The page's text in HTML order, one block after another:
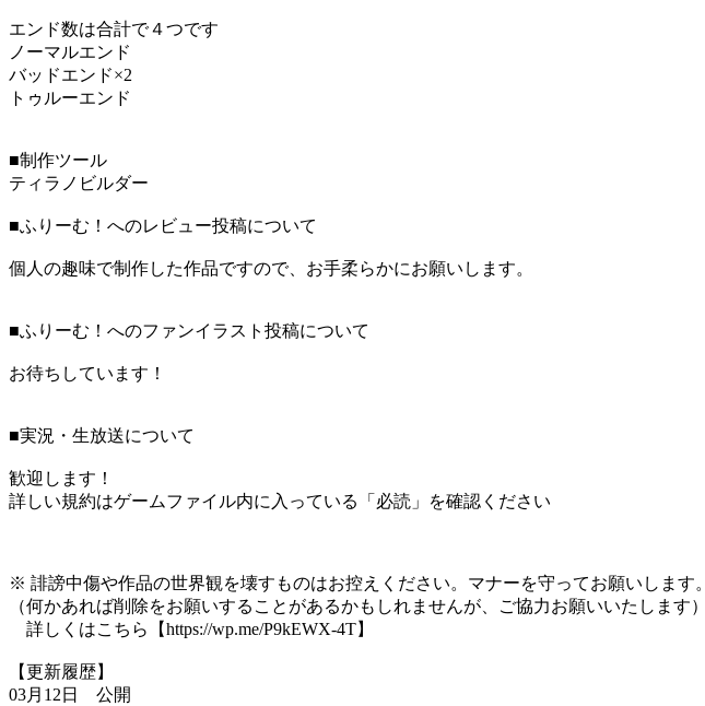
エンド数は合計で４つです
ノーマルエンド
バッドエンド×2
トゥルーエンド
■制作ツール
ティラノビルダー
■ふりーむ！へのレビュー投稿について
個人の趣味で制作した作品ですので、お手柔らかにお願いします。
■ふりーむ！へのファンイラスト投稿について
お待ちしています！
■実況・生放送について
歓迎します！
詳しい規約はゲームファイル内に入っている「必読」を確認ください
※ 誹謗中傷や作品の世界観を壊すものはお控えください。マナーを守ってお願いします。
（何かあれば削除をお願いすることがあるかもしれませんが、ご協力お願いいたします）
詳しくはこちら【https://wp.me/P9kEWX-4T】
【更新履歴】
03月12日 公開